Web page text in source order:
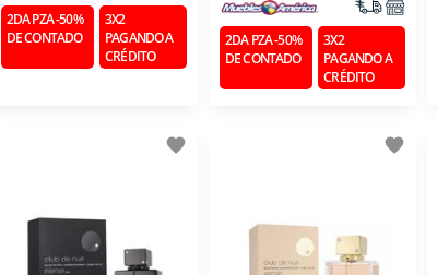
2DA PZA -50%
DE CONTADO
3X2
PAGANDO A
CRÉDITO
2DA PZA -50%
DE CONTADO
3X2
PAGANDO A
CRÉDITO
favorite favorite